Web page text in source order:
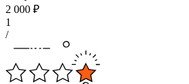
2 000 ₽
1
/